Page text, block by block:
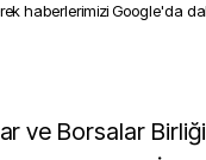
haberlerimizi Google'da